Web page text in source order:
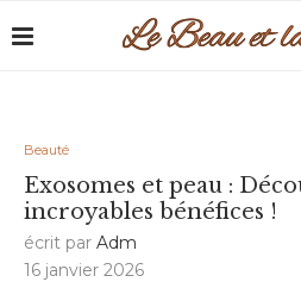
Beauté
Exosomes et peau :
incroyables bénéfices !
écrit par Adm
16 janvier 2026